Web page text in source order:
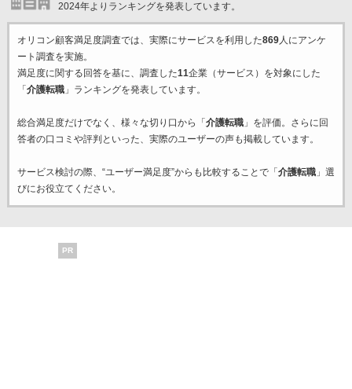
2024年よりランキングを発表しています。
オリコン顧客満足度調査では、実際にサービスを利用した869人にアンケ
ート調査を実施。
満足度に関する回答を基に、調査した11企業（サービス）を対象にした
「 介護転職」ランキングを発表しています。
総合満足度だけでなく、様々な切り口から「 介護転職」を評価。さらに回
答者の口コミや評判といった、実際のユーザーの声も掲載しています。
サービス検討の際、“ユーザー満足度”からも比較することで「 介護転職」選
びにお役立てください。
PR